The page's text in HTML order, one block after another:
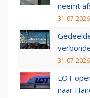
neemt
31-07-
31-07-
LOT
naar